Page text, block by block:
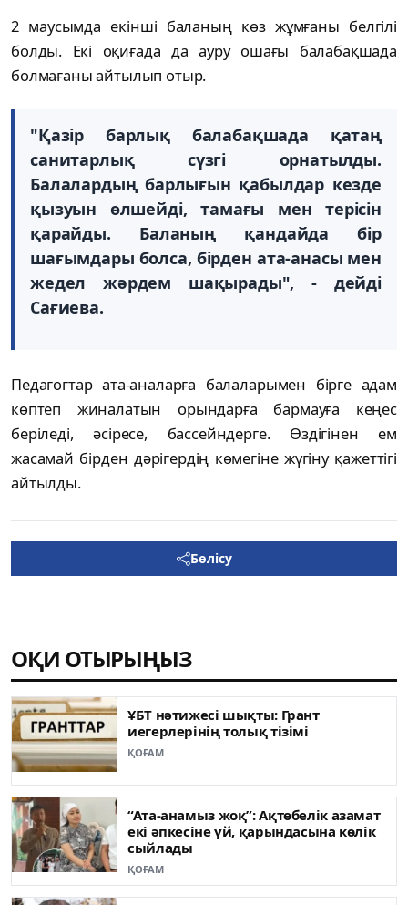
2 маусымда екінші баланың көз жұмғаны белгілі
болды. Екі оқиғада да ауру ошағы балабақшада
болмағаны айтылып отыр.
"Қазір барлық балабақшада қатаң
санитарлық сүзгі орнатылды.
Балалардың барлығын қабылдар кезде
қызуын өлшейді, тамағы мен терісін
қарайды. Баланың қандайда бір
шағымдары болса, бірден ата-анасы мен
жедел жәрдем шақырады", - дейді
Сағиева.
Педагогтар ата-аналарға балаларымен бірге адам
көптеп жиналатын орындарға бармауға кеңес
беріледі, әсіресе, бассейндерге. Өздігінен ем
жасамай бірден дәрігердің көмегіне жүгіну қажеттігі
айтылды.
Бөлісу
ОҚИ ОТЫРЫҢЫЗ
ҰБТ нәтижесі шықты: Грант
иегерлерінің толық тізімі
ҚОҒАМ
“Ата-анамыз жоқ”: Ақтөбелік азамат
екі әпкесіне үй, қарындасына көлік
сыйлады
ҚОҒАМ